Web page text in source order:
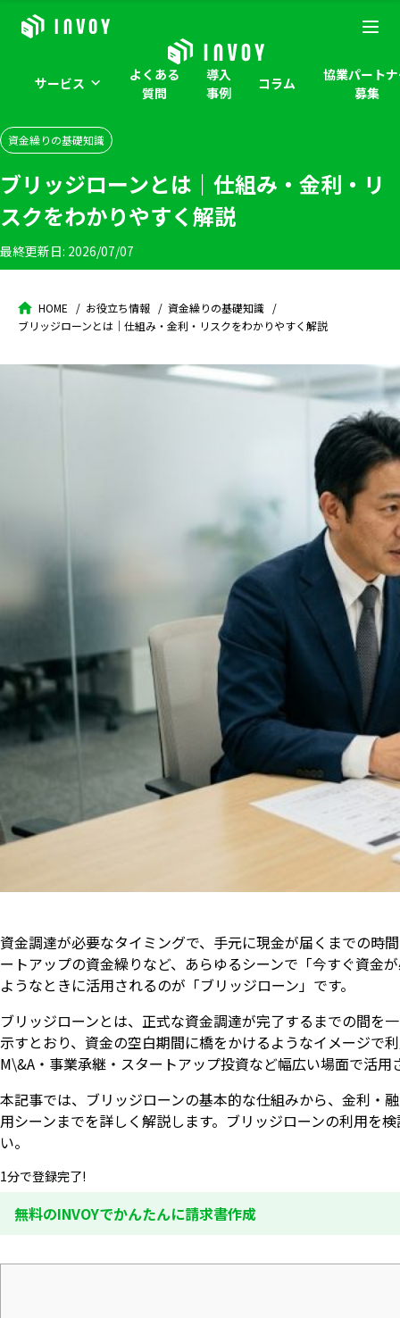
サービス
よくある
質問
導入
事例
コラム
協業パート
募集
資金繰りの基礎知識
ブリッジローンとは｜仕組み・金利・リ
スクをわかりやすく解説
最終更新日: 2026/07/07
HOME お役立ち情報
資金繰りの基礎知識
ブリッジローンとは｜仕組み・金利・リスクをわかりやすく解説
資金調達が必要なタイミングで、手元に現金が届くまでの時
ートアップの資金繰りなど、あらゆるシーンで「今すぐ資金
ようなときに活用されるのが「ブリッジローン」です。
ブリッジローンとは、正式な資金調達が完了するまでの間
示すとおり、資金の空白期間に橋をかけるようなイメージで
M\&A・事業承継・スタートアップ投資など幅広い場面で活用
本記事では、ブリッジローンの基本的な仕組みから、金利・
用シーンまでを詳しく解説します。ブリッジローンの利用を
い。
1分で登録完了!
無料のINVOYでかんたんに請求書作成